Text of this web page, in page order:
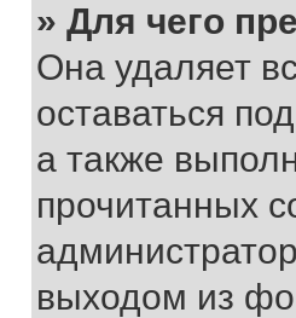
» Для чего
Она удаляет
оставаться
а также
прочитанных
выходом из